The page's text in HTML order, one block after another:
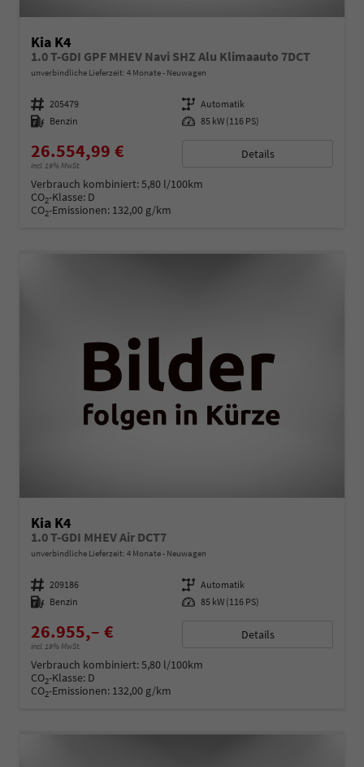
Kia K4
1.0 T-GDI GPF MHEV Navi SHZ Alu Klimaauto 7DCT
unverbindliche Lieferzeit: 4 Monate Neuwagen
Fahrzeugnummer 205479 Getriebe Automatik
Kraftstoff Benzin Leistung 85 kW (116 PS)
26.554,99 €
incl. 19% MwSt.
Details
Verbrauch kombiniert:5,80 l/100km
CO2-Klasse: D
CO2-Emissionen: 132,00 g/km
Kia K4
1.0 T-GDI MHEV Air DCT7
unverbindliche Lieferzeit: 4 Monate Neuwagen
Fahrzeugnummer 209186 Getriebe Automatik
Kraftstoff Benzin Leistung 85 kW (116 PS)
26.955,– €
incl. 19% MwSt.
Details
Verbrauch kombiniert:5,80 l/100km
CO2-Klasse: D
CO2-Emissionen: 132,00 g/km